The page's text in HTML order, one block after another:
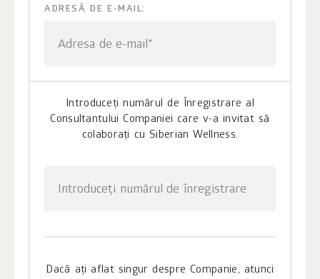
ADRESĂ DE E-MAIL:
Adresa de e-mail*
Introduceți numărul de Înregistrare al
Consultantului Companiei care v-a invitat să
colaborați cu Siberian Wellness.
Introduceți numărul de înregistrare
Dacă ați aflat singur despre Companie, atunci